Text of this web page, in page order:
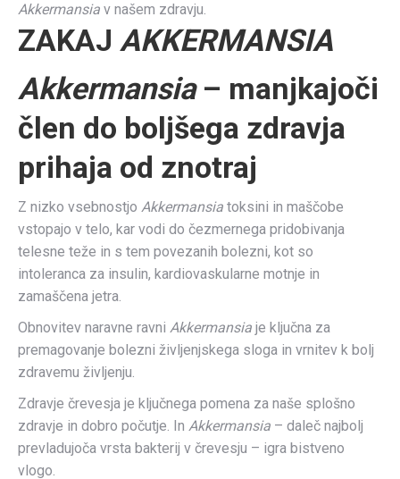
Akkermansia v našem zdravju.
ZAKAJ AKKERMANSIA
Akkermansia– manjkajoči
člen do boljšega zdravja
prihaja od znotraj
Z nizko vsebnostjo Akkermansia toksini in maščobe
vstopajo v telo, kar vodi do čezmernega pridobivanja
telesne teže in s tem povezanih bolezni, kot so
intoleranca za insulin, kardiovaskularne motnje in
zamaščena jetra.
Obnovitev naravne ravni Akkermansia je ključna za
premagovanje bolezni življenjskega sloga in vrnitev k bolj
zdravemu življenju.
Zdravje črevesja je ključnega pomena za naše splošno
zdravje in dobro počutje. In Akkermansia – daleč najbolj
prevladujoča vrsta bakterij v črevesju – igra bistveno
vlogo.